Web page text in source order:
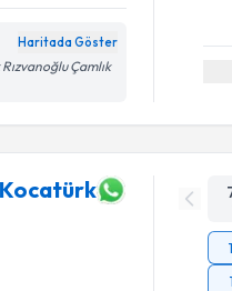
Haritada Göster
Çamlık
Kocatürk